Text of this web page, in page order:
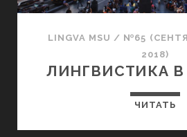
LINGVA MSU / №65
2018)
ЛИНГВИСТИКА В
ЧИТАТЬ